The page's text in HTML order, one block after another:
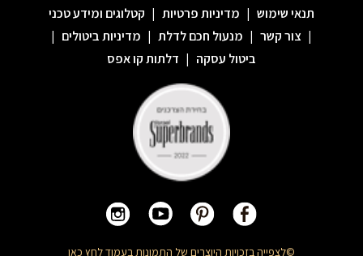
תנאי שימוש | מדיניות פרטיות | קטלוגים ומידע טכני
| צור קשר | מנעול חכם לדלת | מדיניות ביטולים |
ביטול עסקה | דלתות קו אפס
©לצפייה בזכויות היוצרים של התמונות בעמודלחץ כאן